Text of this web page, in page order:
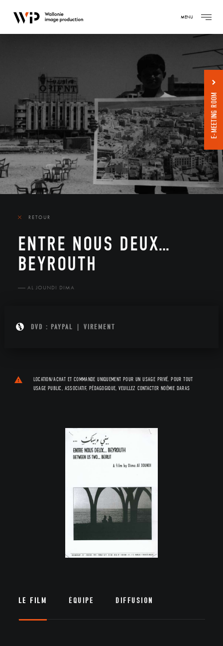
MENU
RETOUR
ENTRE NOUS DEUX…
BEYROUTH
AL JOUNDI DIMA
DVD : PAYPAL | VIREMENT
LOCATION/ACHAT ET COMMANDE UNIQUEMENT POUR UN USAGE PRIVÉ. POUR TOUT
USAGE PUBLIC, ASSOCIATIF, PÉDAGOGIQUE, VEUILLEZ CONTACTERNOÉMIE DARAS
LE FILM ÉQUIPE DIFFUSION
E-MEETING ROOM